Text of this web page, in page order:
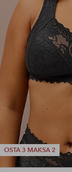
OSTA 3 MAKSA 2